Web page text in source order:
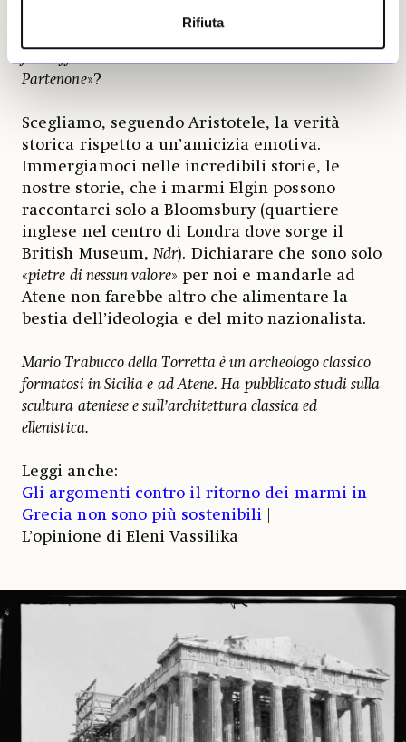
Rifiuta
British, per aver affermato la verità
Partenone»?
Scegliamo, seguendo Aristotele, la verità
storica rispetto a un’amicizia emotiva.
Immergiamoci nelle incredibili storie, le
nostre storie, che i marmi Elgin possono
raccontarci solo a Bloomsbury (quartiere
inglese nel centro di Londra dove sorge il
British Museum,Ndr). Dichiarare che sono solo
«pietre di nessun valore» per noi e mandarle ad
Atene non farebbe altro che alimentare la
bestia dell’ideologia e del mito nazionalista.
Mario Trabucco della Torretta è un archeologo classico
formatosi in Sicilia e ad Atene. Ha pubblicato studi sulla
scultura ateniese e sull’architettura classica ed
ellenistica.
Leggi anche:
Gli argomenti contro il ritorno dei marmi in
Grecia non sono più sostenibili
L’opinione di Eleni Vassilika